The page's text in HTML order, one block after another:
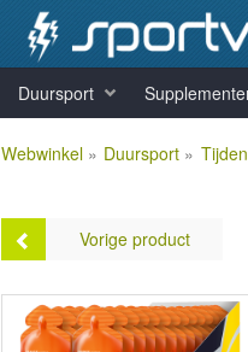
Duursport
Webwinkel» Duursport »
Vorige product